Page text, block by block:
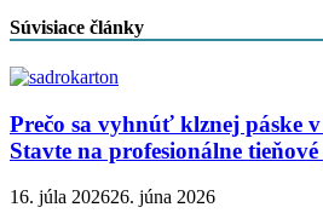
Súvisiace články
Prečo sa vyhnúť klznej páske
Stavte na profesionálne
16. júla 202626. júna 2026